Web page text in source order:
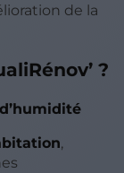
de la
?
,